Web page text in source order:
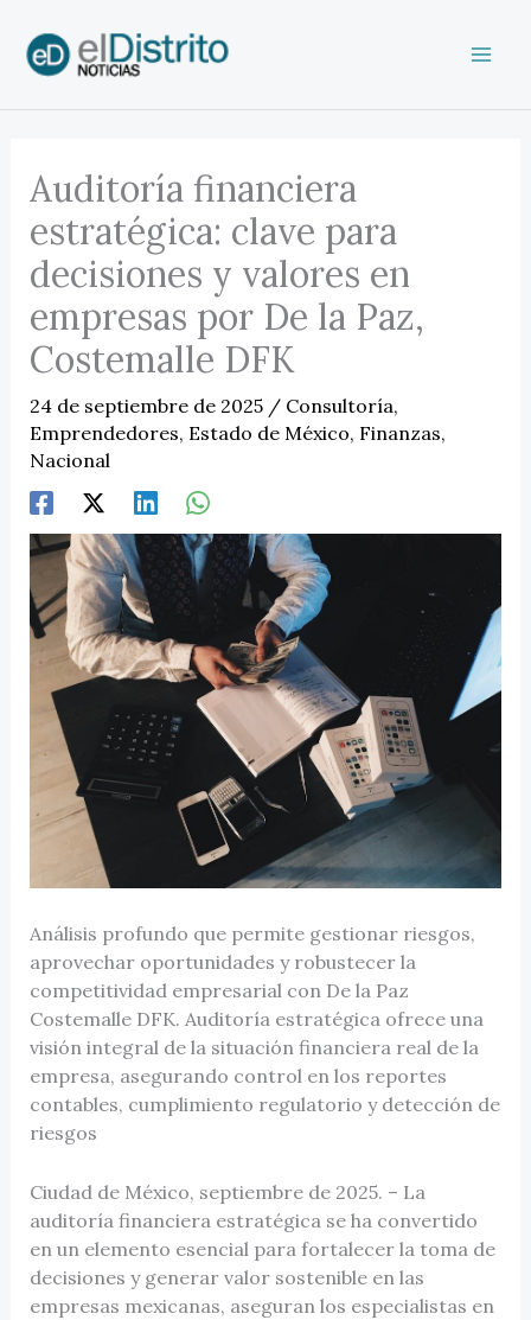
contenido
Auditoría financiera
estratégica: clave para
decisiones y valores en
empresas por De la Paz,
Costemalle DFK
24 de septiembre de 2025 / Consultoría,
Emprendedores, Estado de México, Finanzas,
Nacional
Análisis profundo que permite gestionar riesgos,
aprovechar oportunidades y robustecer la
competitividad empresarial con De la Paz
Costemalle DFK. Auditoría estratégica ofrece una
visión integral de la situación financiera real de la
empresa, asegurando control en los reportes
contables, cumplimiento regulatorio y detección de
riesgos
Ciudad de México, septiembre de 2025. – La
auditoría financiera estratégica se ha convertido
en un elemento esencial para fortalecer la toma de
decisiones y generar valor sostenible en las
empresas mexicanas, aseguran los especialistas en